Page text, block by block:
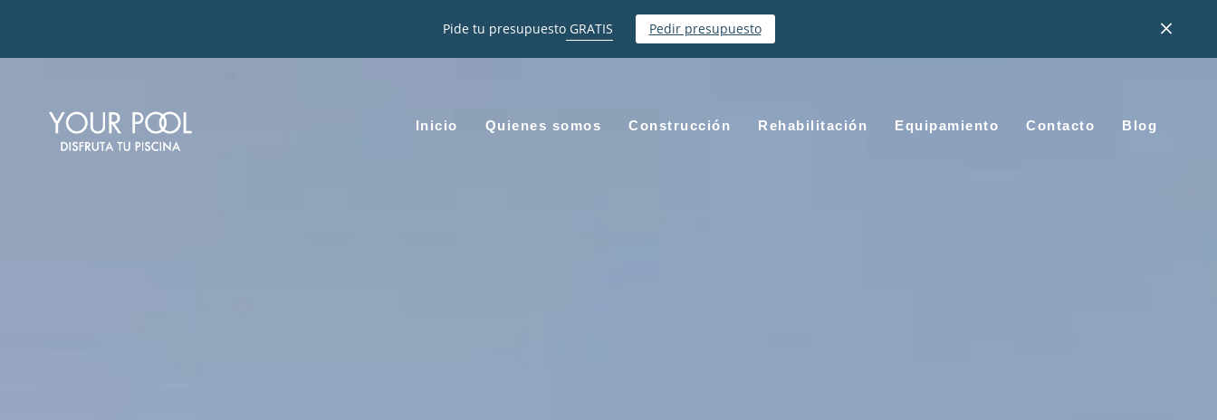
Pide tu presupuestoGRATIS Pedir presupuesto
Inicio Quienes somos Construcción Rehabilitación Equipamiento Contacto Blog